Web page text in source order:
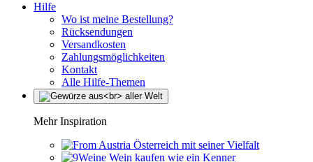
Hilfe
Wo ist meine Bestellung?
Rücksendungen
Versandkosten
Zahlungsmöglichkeiten
Kontakt
Alle Hilfe-Themen
Mehr Inspiration
Österreich mit seiner Vielfalt
Wein kaufen wie ein Kenner